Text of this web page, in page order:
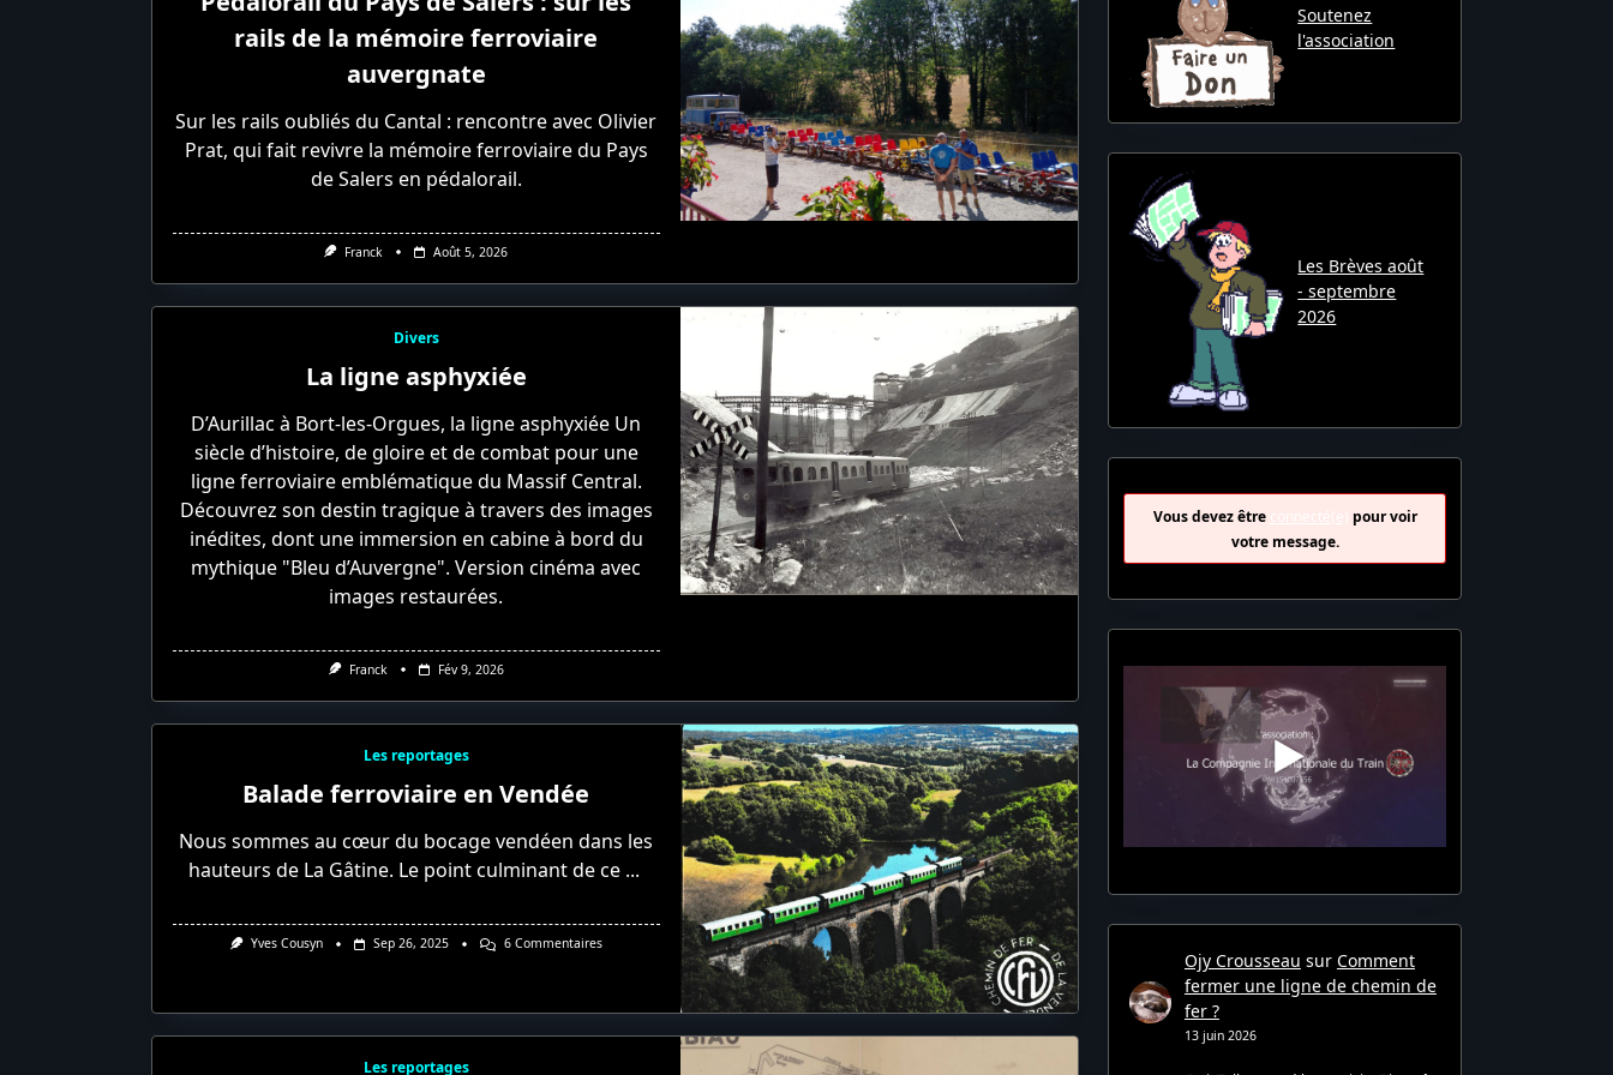
rails de la mémoire ferroviaire
auvergnate
Sur les rails oubliés du Cantal : rencontre avec Olivier
Prat, qui fait revivre la mémoire ferroviaire du Pays
de Salers en pédalorail.
Franck Août 5, 2026
Divers
La ligne asphyxiée
D’Aurillac à Bort-les-Orgues, la ligne asphyxiée Un
siècle d’histoire, de gloire et de combat pour une
ligne ferroviaire emblématique du Massif Central.
Découvrez son destin tragique à travers des images
inédites, dont une immersion en cabine à bord du
mythique "Bleu d’Auvergne". Version cinéma avec
images restaurées.
Franck Fév 9, 2026
Les reportages
Balade ferroviaire en Vendée
Nous sommes au cœur du bocage vendéen dans les
hauteurs de La Gâtine. Le point culminant de ce ...
Yves Cousyn Sep 26, 2025 6 CommentairesSur
Vendée
Les reportages
Soutenez
l'association
Les Brèves août
- septembre
2026
Vous devez être
pour voir
votre message.
Ojy Crousseau sur Comment
fermer une ligne de chemin de
fer ?
13 juin 2026